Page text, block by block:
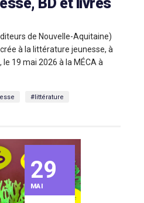
de Nouvelle-Aquitaine)
à la littérature jeunesse, à
le 19 mai 2026 à la MÉCA à
#littérature
29
MAI